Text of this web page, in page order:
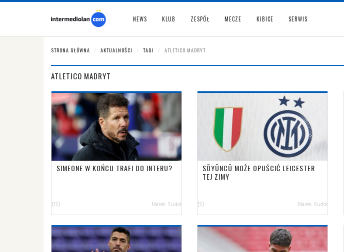
NEWS KLUB ZESPÓŁ MECZE KIBICE SERWIS
STRONA GŁÓWNA AKTUALNOŚCI TAGI ATLETICO MADRYT
ATLETICO MADRYT
SIMEONE W KOŃCU TRAFI DO INTERU?
[13] Marek Sudoł
SÖYÜNCÜ MOŻE OPUŚCIĆ LEICESTER
TEJ ZIMY
[3] Marek Sudoł